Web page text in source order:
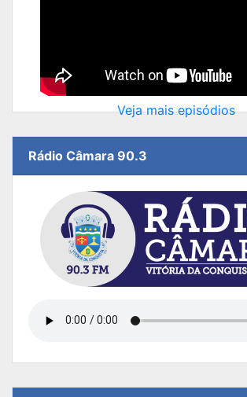
Veja mais episódios
Rádio Câmara 90.3